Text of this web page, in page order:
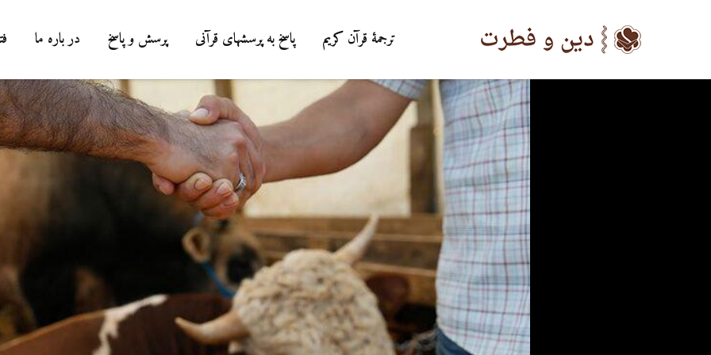
ترجمۀ قرآن کریم پاسخ به پرسشهای قرآنی پرسش و پاسخ در باره ما
درباره سنگ زدن به
شیطان و دویدن مردان
میان صفا و مروه